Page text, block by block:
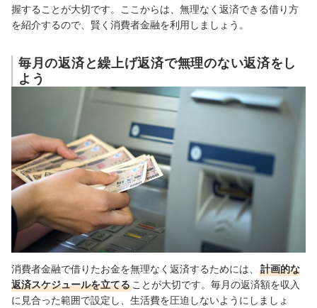
握することが大切です。ここからは、無理なく返済できる借り方
を紹介するので、賢く消費者金融を利用しましょう。
毎月の返済と繰上げ返済で無理のない返済をし
よう
消費者金融で借りたお金を無理なく返済するためには、
計画的な
返済スケジュールを立てる ことが大切です。毎月の返済額を収入
に見合った範囲で設定し、生活費を圧迫しないようにしましょ